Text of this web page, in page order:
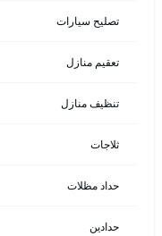
تصليح سيارات
تعقيم منازل
تنظيف منازل
ثلاجات
حداد مظلات
حدادين